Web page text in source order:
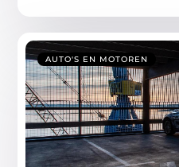
AUTO'S EN MOTOREN